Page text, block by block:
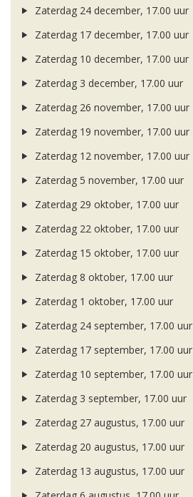
Zaterdag 24 december, 17.00 uur
Zaterdag 17 december, 17.00 uur
Zaterdag 10 december, 17.00 uur
Zaterdag 3 december, 17.00 uur
Zaterdag 26 november, 17.00 uur
Zaterdag 19 november, 17.00 uur
Zaterdag 12 november, 17.00 uur
Zaterdag 5 november, 17.00 uur
Zaterdag 29 oktober, 17.00 uur
Zaterdag 22 oktober, 17.00 uur
Zaterdag 15 oktober, 17.00 uur
Zaterdag 8 oktober, 17.00 uur
Zaterdag 1 oktober, 17.00 uur
Zaterdag 24 september, 17.00 uur
Zaterdag 17 september, 17.00 uur
Zaterdag 10 september, 17.00 uur
Zaterdag 3 september, 17.00 uur
Zaterdag 27 augustus, 17.00 uur
Zaterdag 20 augustus, 17.00 uur
Zaterdag 13 augustus, 17.00 uur